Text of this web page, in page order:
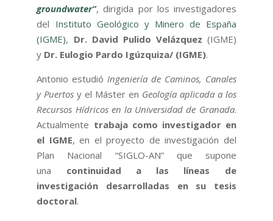
groundwater”, dirigida por los investigadores
del Instituto Geológico y Minero de España
(IGME), Dr. David Pulido Velázquez (IGME)
y Dr. Eulogio Pardo Igúzquiza/ (IGME).
Antonio estudió Ingeniería de Caminos, Canales
y Puertosy el Máster en Geología aplicada a los
Recursos Hídricos en la Universidad de Granada.
Actualmente trabaja como investigador en
el IGME, en el proyecto de investigación del
Plan Nacional “SIGLO-AN” que supone
una continuidad a las líneas de
investigación desarrolladas en su tesis
doctoral.